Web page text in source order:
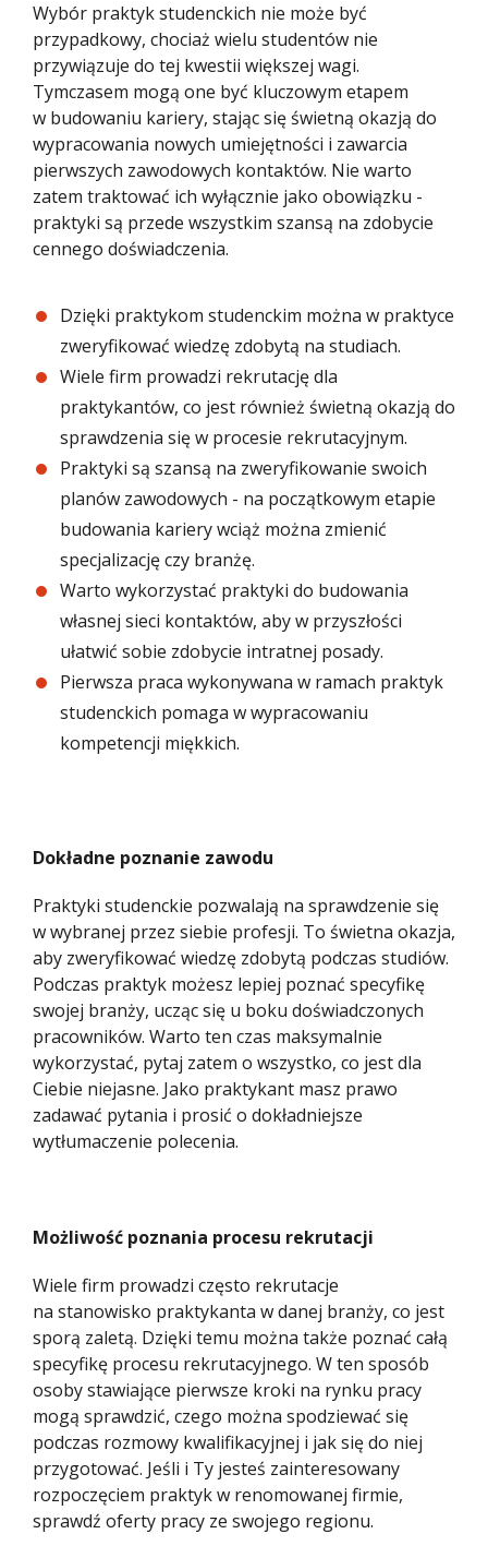
Wybór praktyk studenckich nie może być
przypadkowy, chociaż wielu studentów nie
przywiązuje do tej kwestii większej wagi.
Tymczasem mogą one być kluczowym etapem
w budowaniu kariery, stając się świetną okazją do
wypracowania nowych umiejętności i zawarcia
pierwszych zawodowych kontaktów. Nie warto
zatem traktować ich wyłącznie jako obowiązku -
praktyki są przede wszystkim szansą na zdobycie
cennego doświadczenia.
Dzięki praktykom studenckim można w praktyce
zweryfikować wiedzę zdobytą na studiach.
Wiele firm prowadzi rekrutację dla
praktykantów, co jest również świetną okazją do
sprawdzenia się w procesie rekrutacyjnym.
Praktyki są szansą na zweryfikowanie swoich
planów zawodowych - na początkowym etapie
budowania kariery wciąż można zmienić
specjalizację czy branżę.
Warto wykorzystać praktyki do budowania
własnej sieci kontaktów, aby w przyszłości
ułatwić sobie zdobycie intratnej posady.
Pierwsza praca wykonywana w ramach praktyk
studenckich pomaga w wypracowaniu
kompetencji miękkich.
Dokładne poznanie zawodu
Praktyki studenckie pozwalają na sprawdzenie się
w wybranej przez siebie profesji. To świetna okazja,
aby zweryfikować wiedzę zdobytą podczas studiów.
Podczas praktyk możesz lepiej poznać specyfikę
swojej branży, ucząc się u boku doświadczonych
pracowników. Warto ten czas maksymalnie
wykorzystać, pytaj zatem o wszystko, co jest dla
Ciebie niejasne. Jako praktykant masz prawo
zadawać pytania i prosić o dokładniejsze
wytłumaczenie polecenia.
Możliwość poznania procesu rekrutacji
Wiele firm prowadzi często rekrutacje
na stanowisko praktykanta w danej branży, co jest
sporą zaletą. Dzięki temu można także poznać całą
specyfikę procesu rekrutacyjnego. W ten sposób
osoby stawiające pierwsze kroki na rynku pracy
mogą sprawdzić, czego można spodziewać się
podczas rozmowy kwalifikacyjnej i jak się do niej
przygotować. Jeśli i Ty jesteś zainteresowany
rozpoczęciem praktyk w renomowanej firmie,
sprawdź oferty pracy ze swojego regionu.